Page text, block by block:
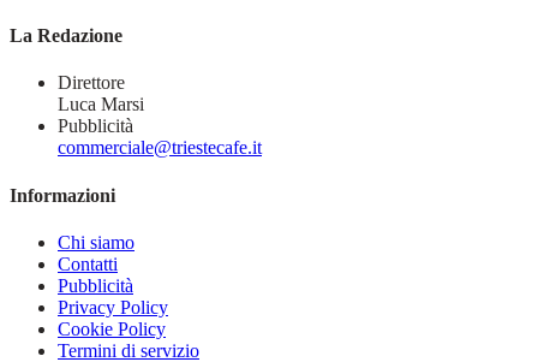
La Redazione
Direttore
Luca Marsi
Pubblicità
commerciale@triestecafe.it
Informazioni
Chi siamo
Contatti
Pubblicità
Privacy Policy
Cookie Policy
Termini di servizio